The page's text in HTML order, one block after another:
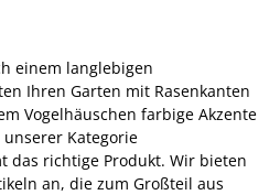
einem langlebigen
Ihren Garten mit Rasenkanten
Vogelhäuschen farbige Akzente
Kategorie
das richtige Produkt. Wir bieten
an, die zum Großteil aus